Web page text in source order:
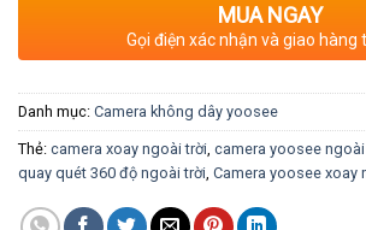
MUA NGAY
Gọi điện xác nhận và giao hàng
Danh mục: Camera không dây yoosee
Thẻ: camera xoay ngoài trời camera yoosee
quay quét 360 độ ngoài trời Camera yoosee xoay